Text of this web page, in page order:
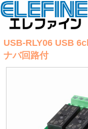
USB-RLY06 USB
ナバ回路付